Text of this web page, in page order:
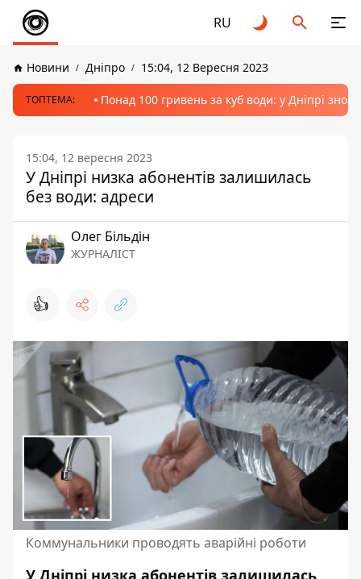
RU
Новини Дніпро 15:04, 12 Вересня 2023
ТОПТЕМА: Понад 100 гривень за куб води: у Дніпрі
15:04, 12 вересня 2023
У Дніпрі низка абонентів залишилась
без води: адреси
Олег Більдін
ЖУРНАЛІСТ
👍
Коммунальники проводять аварійні роботи
У Дніпрі низка абонентів залишилась